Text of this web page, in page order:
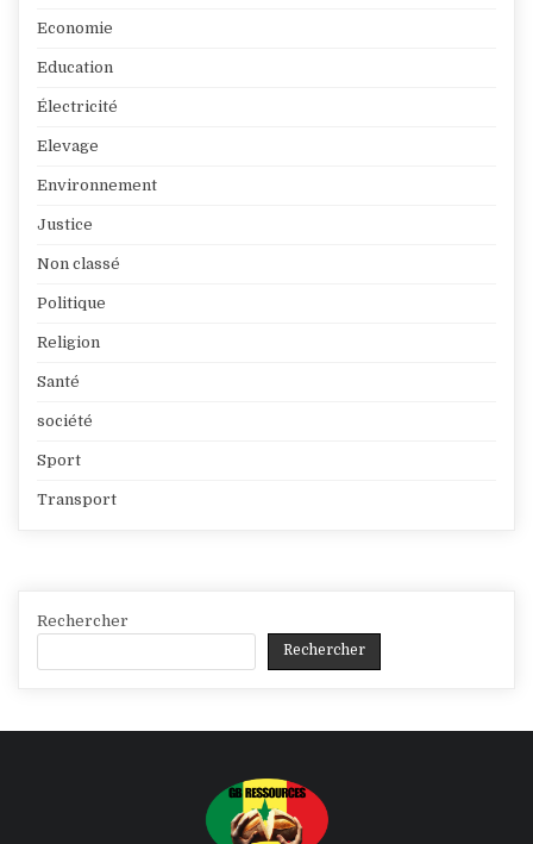
Economie
Education
Électricité
Elevage
Environnement
Justice
Non classé
Politique
Religion
Santé
société
Sport
Transport
Rechercher
Rechercher